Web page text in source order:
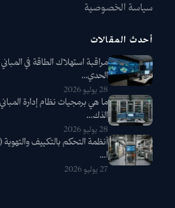
سياسة الخصوصية
أحدث المقالات
مراقبة استهلاك الطاقة في
الحدي...
28 يوليو 2026
الذك...
28 يوليو 2026
ا...
27 يوليو 2026